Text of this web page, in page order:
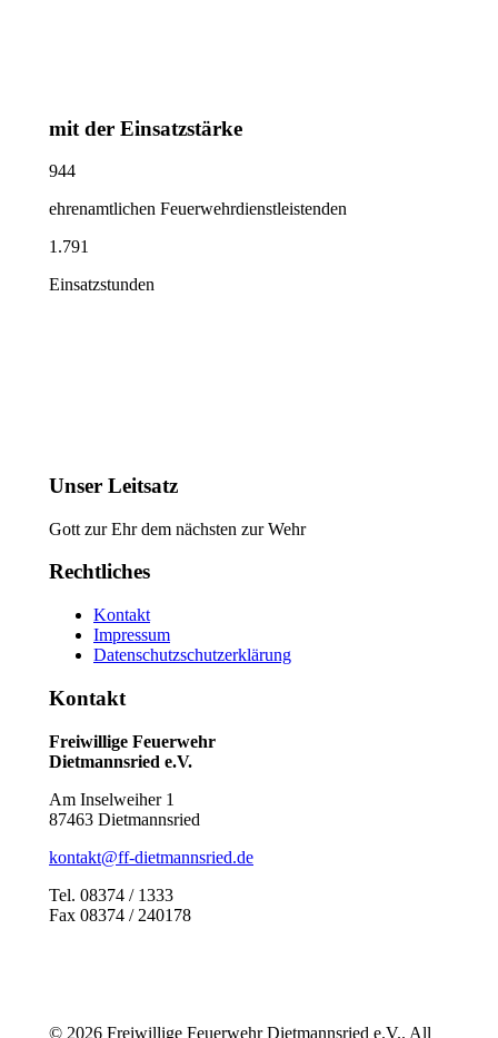
mit der Einsatzstärke
944
ehrenamtlichen Feuerwehrdienstleistenden
1.791
Einsatzstunden
Unser Leitsatz
Gott zur Ehr dem nächsten zur Wehr
Rechtliches
Kontakt
Impressum
Datenschutzschutzerklärung
Kontakt
Freiwillige Feuerwehr
Dietmannsried e.V.
Am Inselweiher 1
87463 Dietmannsried
kontakt@ff-dietmannsried.de
Tel. 08374 / 1333
Fax 08374 / 240178
© 2026 Freiwillige Feuerwehr Dietmannsried e.V.. All